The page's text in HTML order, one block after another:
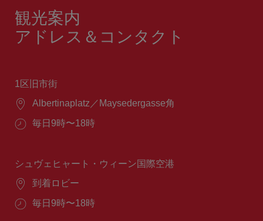
観光案内
アドレス＆コンタクト
1区旧市街
場
Albertinaplatz／Maysedergasse角
営
間：
毎日9時〜18時
シュヴェヒャート・ウィーン国際空港
場
到着ロビー
営
毎日9時〜18時